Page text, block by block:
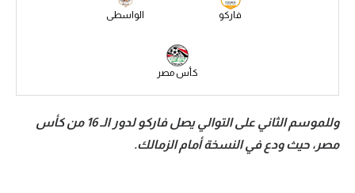
كرة طائرة
فاركو الواسطى
كأس مصر
وللموسم الثاني على التوالي يصل فاركو لدور الـ 16 من كأس
مصر، حيث ودع في النسخة أمام الزمالك.